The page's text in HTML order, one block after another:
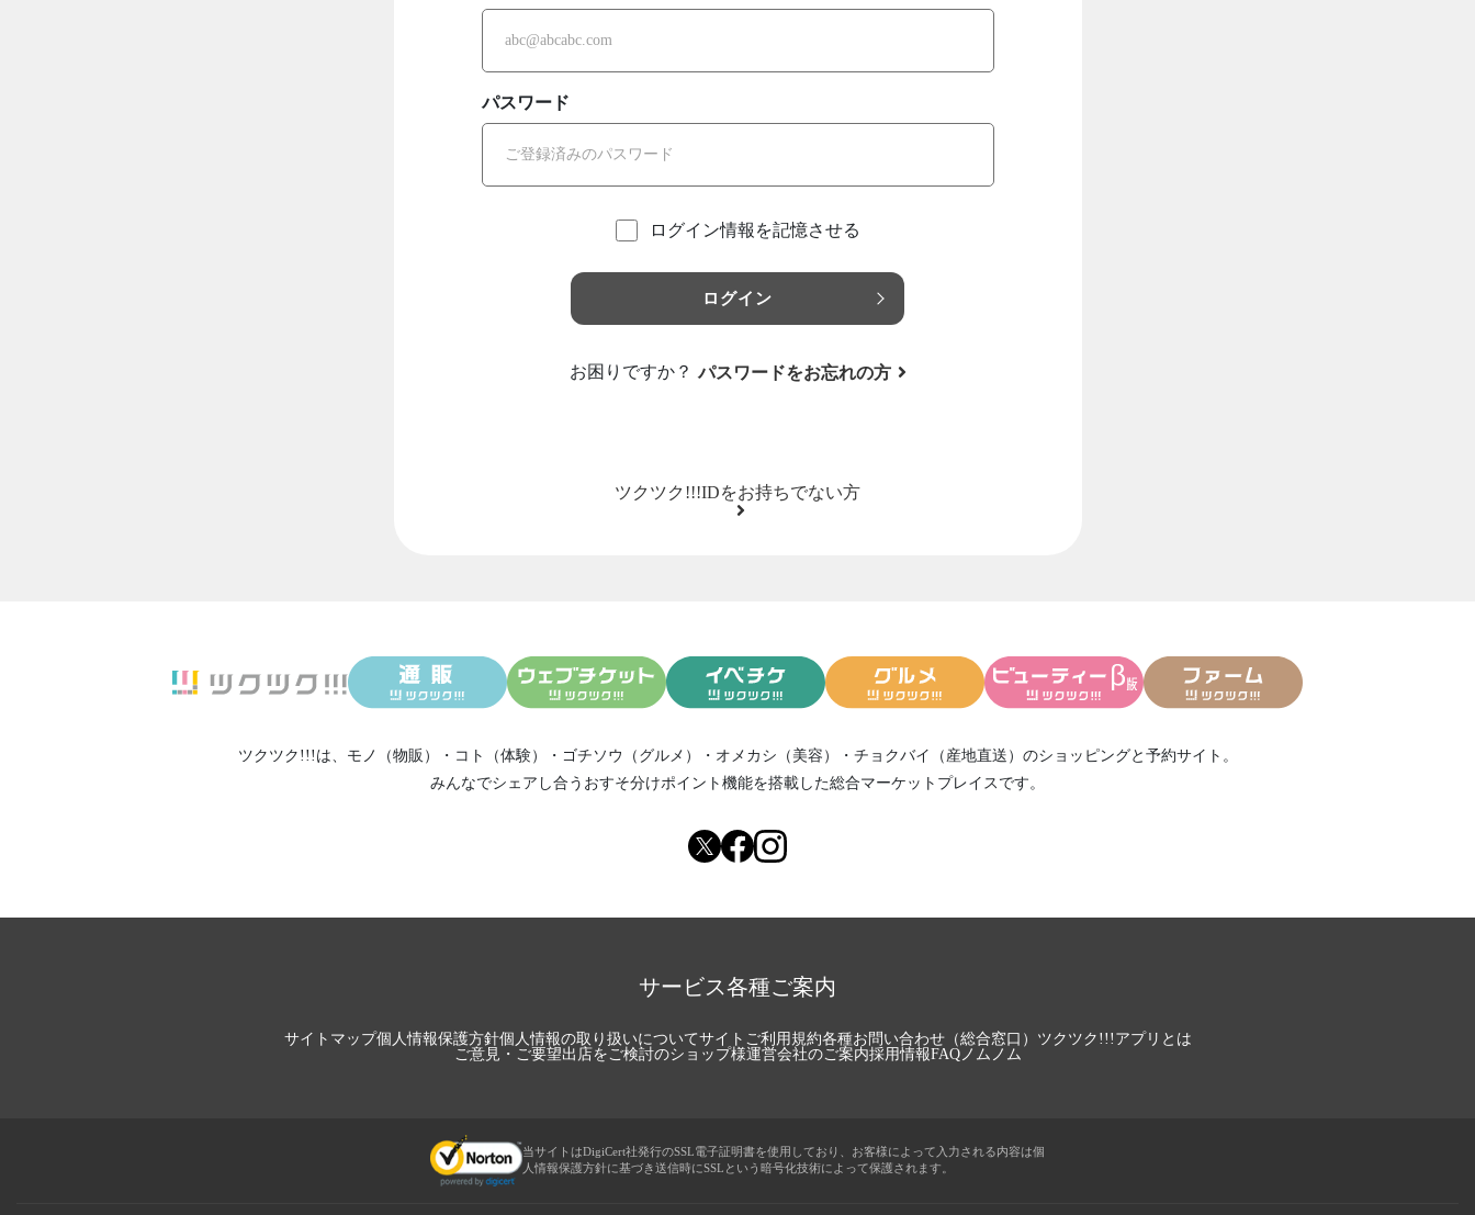
パスワード
ログイン情報を記憶させる
ログイン
お困りですか？ パスワードをお忘れの方
ツクツク!!!IDをお持ちでない方
ツクツク!!!は、 モノ（物販） ・ コト（体験） ・ ゴチソウ（グルメ） ・ オメカシ（美容） ・ チョクバイ（産地直送） のショッピングと予約サイト。
みんなでシェアし合う おすそ分けポイント機能を搭載した総合マーケットプレイスです。
サービス各種ご案内
サイトマップ個人情報保護方針個人情報の取り扱いについてサイトご利用規約各種お問い合わせ（総合窓口） ツクツク!!!アプリとは
ご意見・ご要望出店をご検討のショップ様運営会社のご案内採用情報FAQノムノム
当サイトはDigiCert社発行のSSL電子証明書を使用しており、お客様によって入力される内容は個
人情報保護方針に基づき送信時にSSLという暗号化技術によって保護されます。